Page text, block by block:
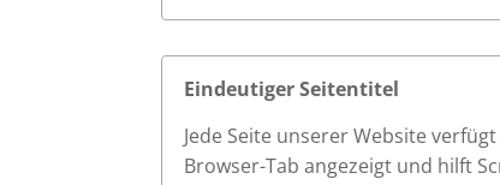
Eindeutiger Seitentitel
Jede Seite unserer Website
Browser-Tab angezeigt und hilft